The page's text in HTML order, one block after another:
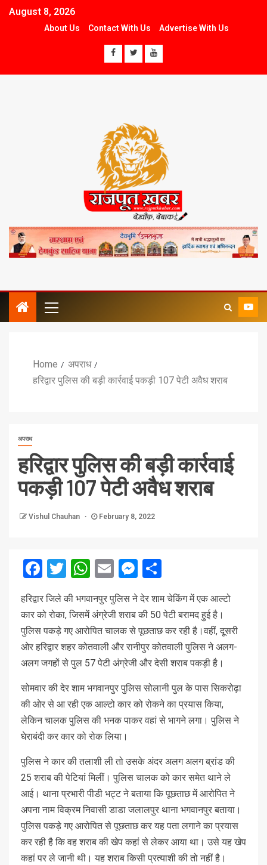
August 8, 2026
About Us Contact With Us Advertise With Us
Home
अपराध
हरिद्वार पुलिस की बड़ी कार्रवाई पकड़ी 107 पेटी अवैध शराब
अपराध
हरिद्वार पुलिस की बड़ी कार्रवाई
पकड़ी 107 पेटी अवैध शराब
Vishul Chauhan February 8, 2022
Facebook
Twitter
WhatsApp
EmailMessenger
हरिद्वार जिले की भगवानपुर पुलिस ने देर शाम चेकिंग में एक आल्टो
कार को रोका, जिसमें अंग्रेजी शराब की 50 पेटी बरामद हुई है।
पुलिस पकड़े गए आरोपित चालक से पूछताछ कर रही है।वहीं, दूसरी
ओर हरिद्वार शहर कोतवाली और रानीपुर कोतवाली पुलिस ने अलग-
अलग जगहों से पुल 57 पेटी अंग्रेजी और देसी शराब पकड़ी है।
सोमवार की देर शाम भगवानपुर पुलिस सोलानी पुल के पास सिकरोढ़ा
की ओर से आ रही एक आल्टो कार को रोकने का प्रयास किया,
लेकिन चालक पुलिस की भनक पाकर वहां से भागने लगा। पुलिस ने
घेराबंदी कर कार को रोक लिया।
पुलिस ने कार की तलाशी ली तो उसके अंदर अलग अलग ब्रांड की
25 शराब की पेटियां मिलीं। पुलिस चालक को कार समेत थाने ले
आई। थाना प्रभारी पीडी भट्ट ने बताया कि पूछताछ में आरोपित ने
अपना नाम विक्रम निवासी डाडा जलालपुर थाना भगवानपुर बताया।
पुलिस पकड़े गए आरोपित से पूछताछ कर यह पता लगाने का प्रयास
कर रही है कि वह शराब की खेप कहां से लेकर आया था। उसे यह खेप
कहां पर ले जानी थी। यह शराब किसी प्रत्याशी की तो नहीं है।